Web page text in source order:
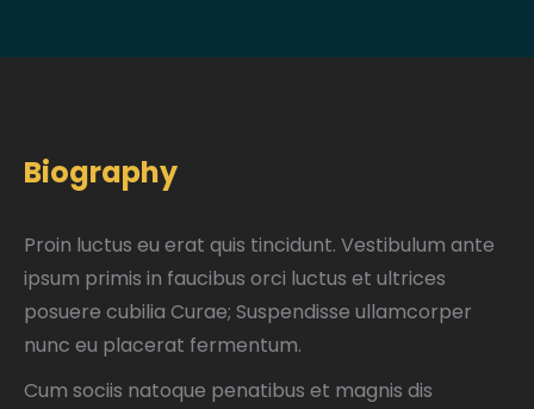
Biography
Proin luctus eu erat quis tincidunt. Vestibulum ante
ipsum primis in faucibus orci luctus et ultrices
posuere cubilia Curae; Suspendisse ullamcorper
nunc eu placerat fermentum.
Cum sociis natoque penatibus et magnis dis